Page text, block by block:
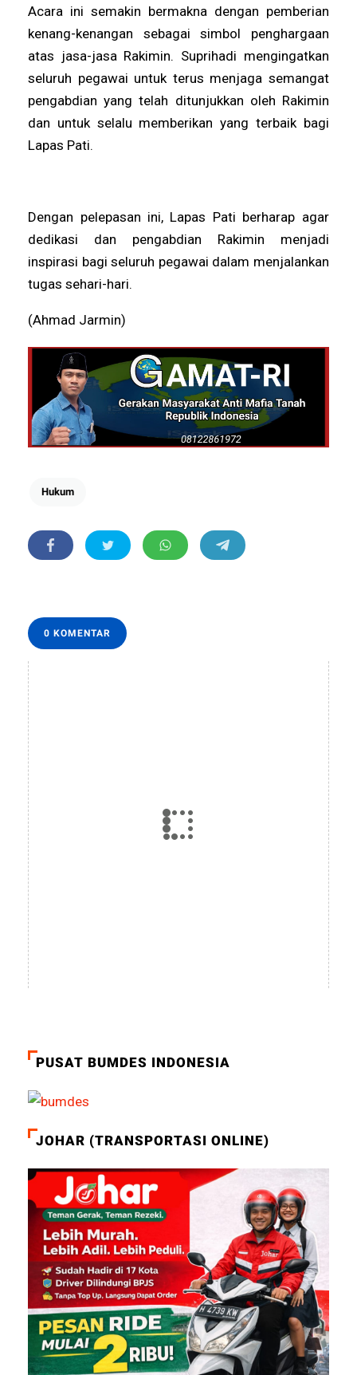
Acara ini semakin bermakna dengan pemberian
kenang-kenangan sebagai simbol penghargaan
atas jasa-jasa Rakimin. Suprihadi mengingatkan
seluruh pegawai untuk terus menjaga semangat
pengabdian yang telah ditunjukkan oleh Rakimin
dan untuk selalu memberikan yang terbaik bagi
Lapas Pati.
Dengan pelepasan ini, Lapas Pati berharap agar
dedikasi dan pengabdian Rakimin menjadi
inspirasi bagi seluruh pegawai dalam menjalankan
tugas sehari-hari.
(Ahmad Jarmin)
Hukum
0 KOMENTAR
PUSAT BUMDES INDONESIA
JOHAR (TRANSPORTASI ONLINE)